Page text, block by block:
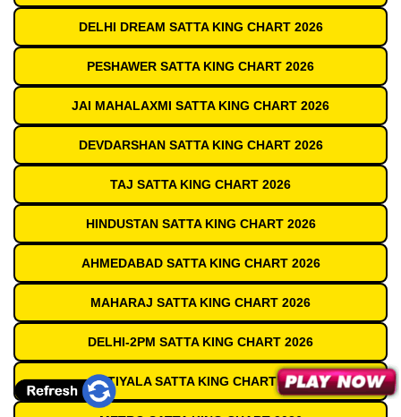
DELHI DREAM SATTA KING CHART 2026
PESHAWER SATTA KING CHART 2026
JAI MAHALAXMI SATTA KING CHART 2026
DEVDARSHAN SATTA KING CHART 2026
TAJ SATTA KING CHART 2026
HINDUSTAN SATTA KING CHART 2026
AHMEDABAD SATTA KING CHART 2026
MAHARAJ SATTA KING CHART 2026
DELHI-2PM SATTA KING CHART 2026
PATIYALA SATTA KING CHART 2026